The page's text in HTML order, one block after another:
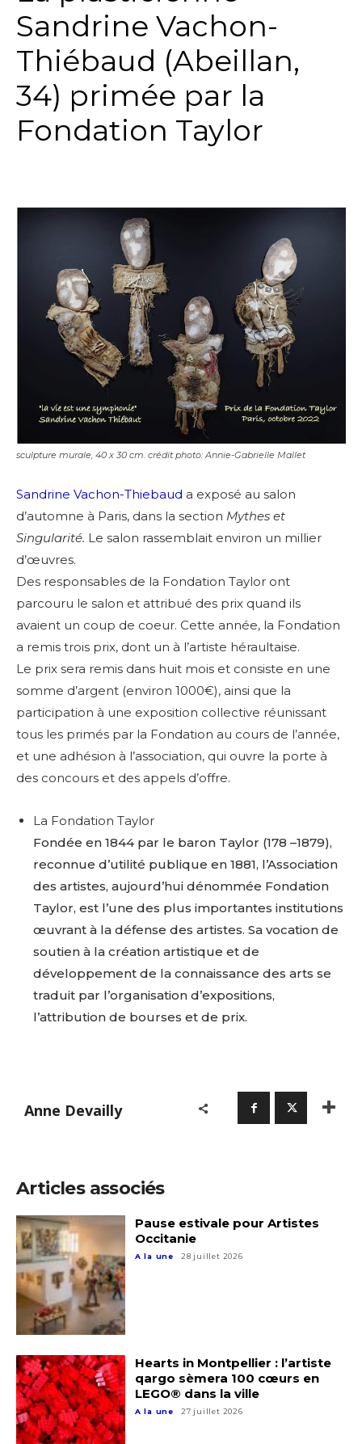
Sandrine Vachon-
Thiébaud (Abeillan,
34) primée par la
Fondation Taylor
sculpture murale, 40 x 30 cm. crédit photo: Annie-Gabrielle Mallet
Sandrine Vachon-Thiebaud a exposé au salon
d’automne à Paris, dans la section Mythes et
Singularité. Le salon rassemblait environ un millier
d’œuvres.
Des responsables de la Fondation Taylor ont
parcouru le salon et attribué des prix quand ils
avaient un coup de coeur. Cette année, la Fondation
a remis trois prix, dont un à l’artiste héraultaise.
Le prix sera remis dans huit mois et consiste en une
somme d’argent (environ 1000€), ainsi que la
participation à une exposition collective réunissant
tous les primés par la Fondation au cours de l’année,
et une adhésion à l’association, qui ouvre la porte à
des concours et des appels d’offre.
La Fondation Taylor
Fondée en 1844 par le baron Taylor (178 –1879),
reconnue d’utilité publique en 1881, l’Association
des artistes, aujourd’hui dénommée Fondation
Taylor, est l’une des plus importantes institutions
œuvrant à la défense des artistes. Sa vocation de
soutien à la création artistique et de
développement de la connaissance des arts se
traduit par l’organisation d’expositions,
l’attribution de bourses et de prix.
Anne Devailly
Articles associés
Pause estivale pour Artistes
Occitanie
A la une 28 juillet 2026
Hearts in Montpellier : l’artiste
qargo sèmera 100 cœurs en
LEGO® dans la ville
A la une 27 juillet 2026